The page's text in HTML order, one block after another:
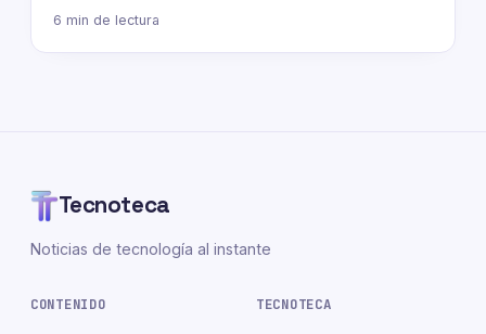
6 min de lectura
Tecnoteca
Noticias de tecnología al instante
CONTENIDO TECNOTECA